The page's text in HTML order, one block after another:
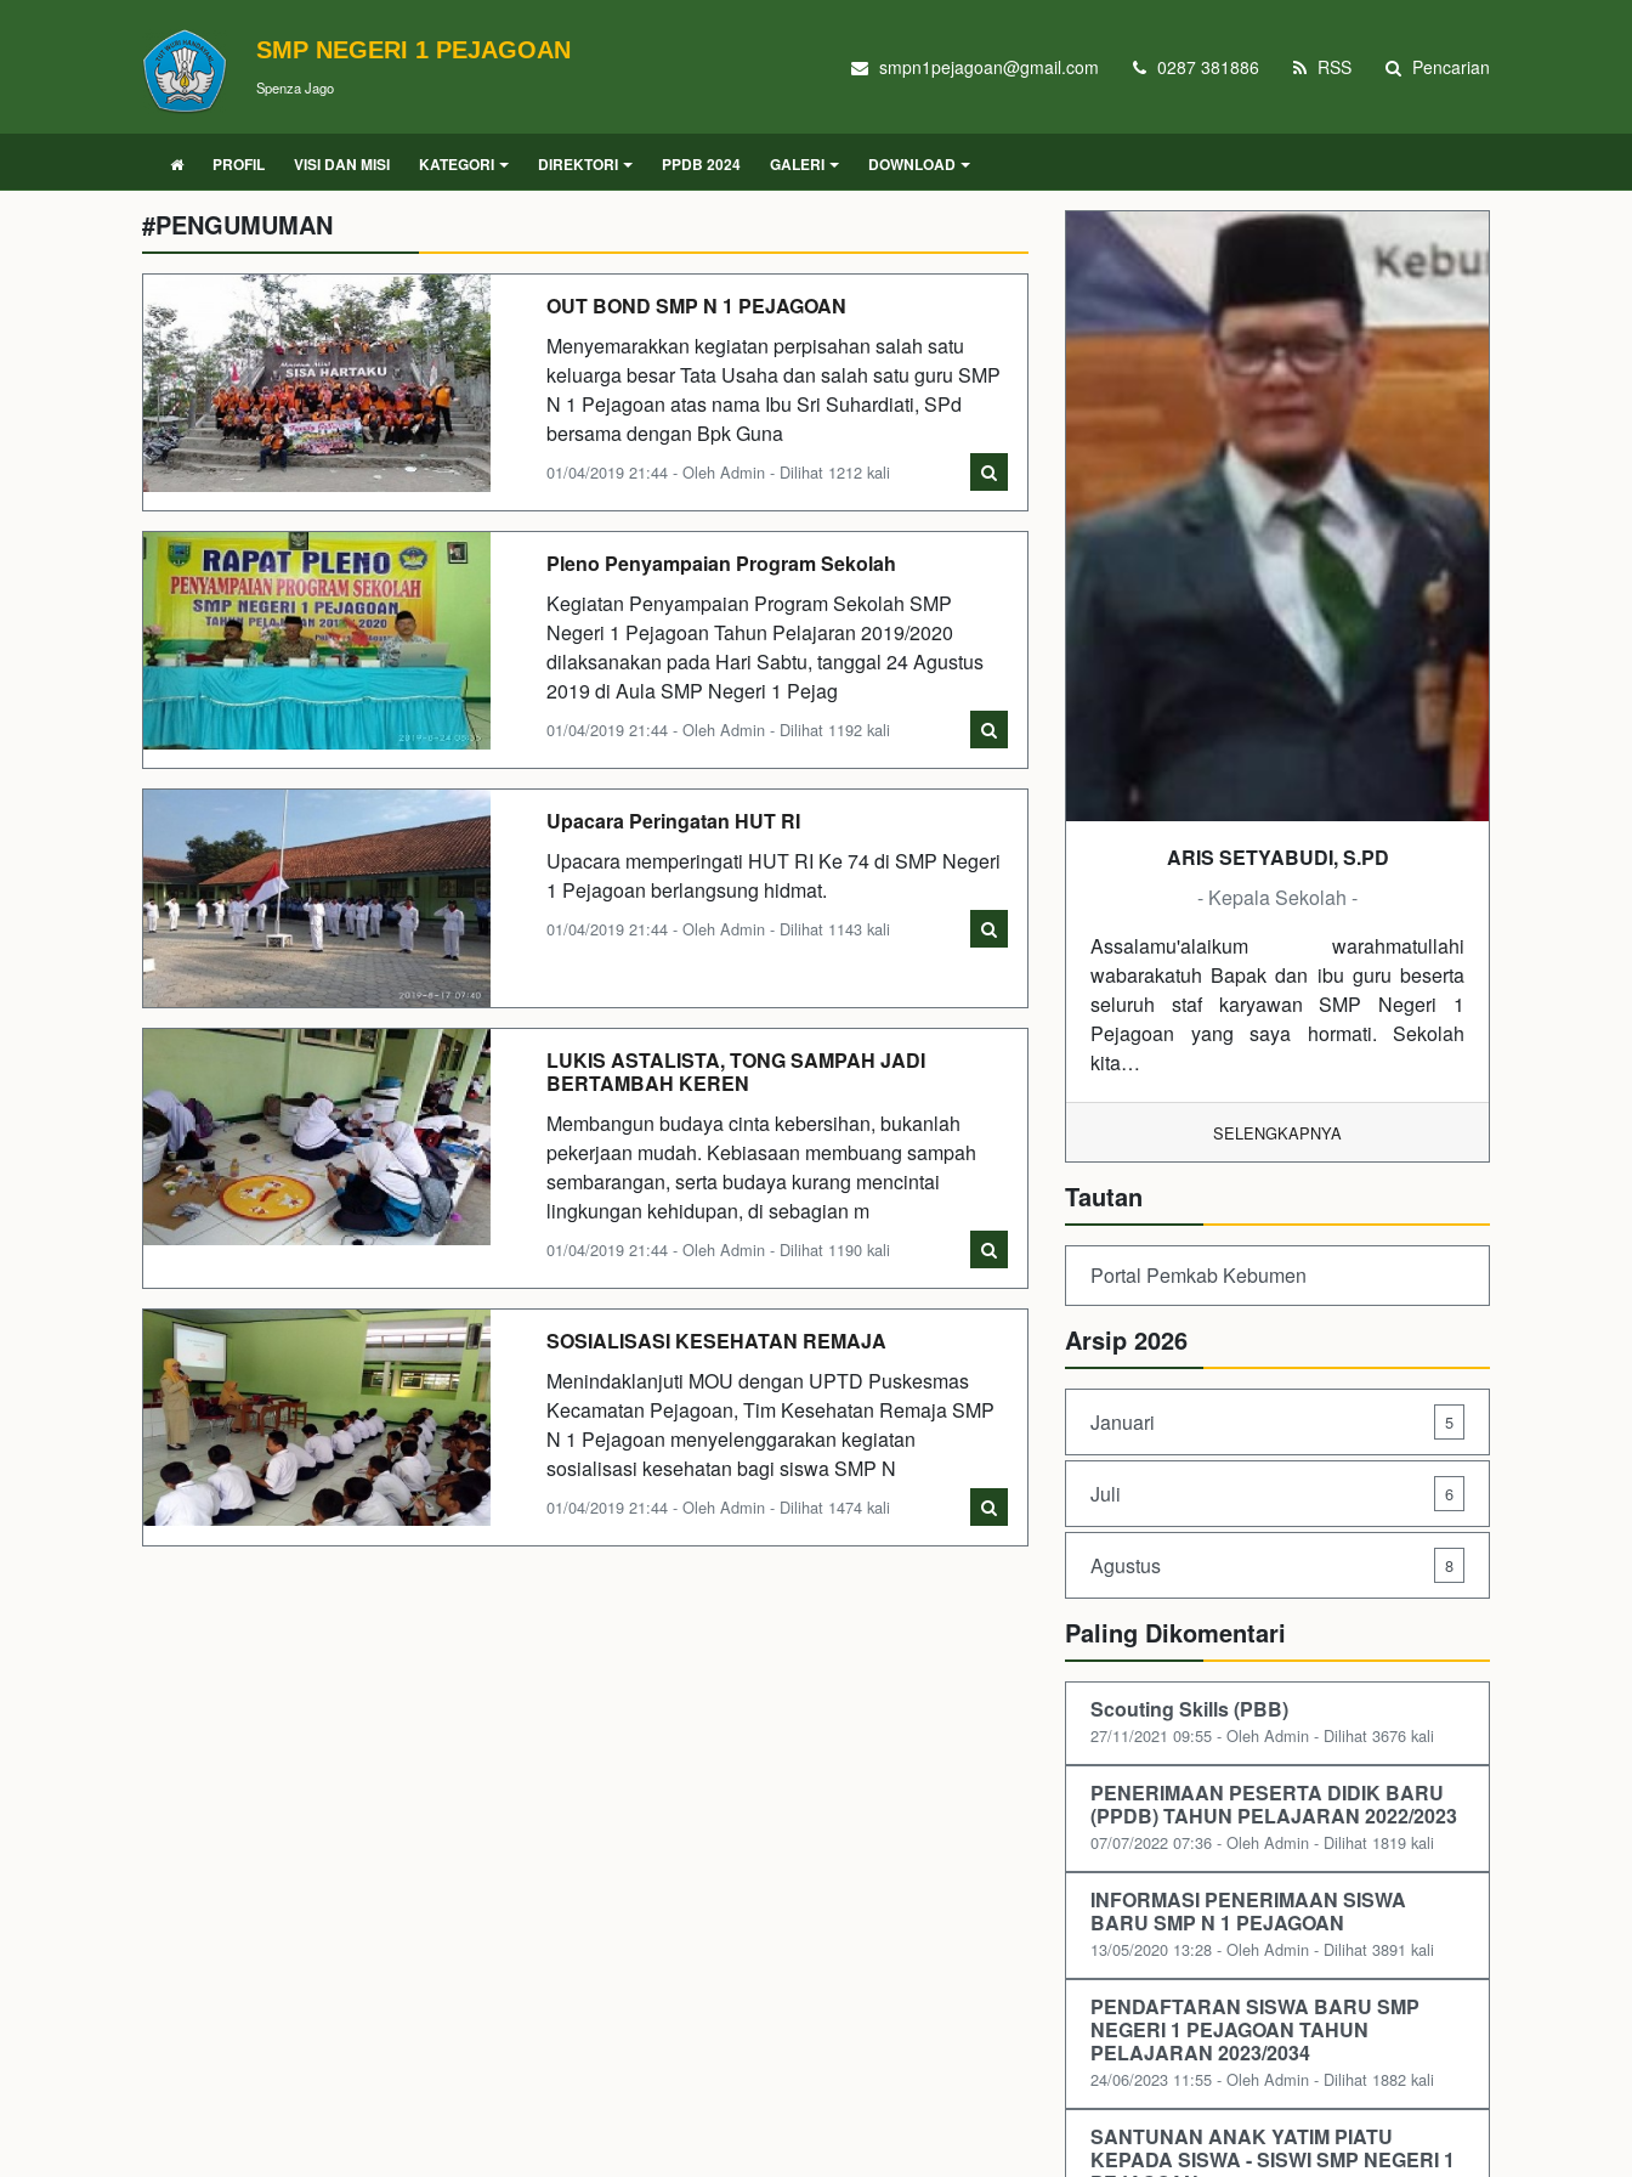
SMP NEGERI 1 PEJAGOAN
Spenza Jago
smpn1pejagoan@gmail.com 0287 381886 RSS Pencarian
PROFIL VISI DAN MISI KATEGORI DIREKTORI PPDB 2024 GALERI DOWNLOAD
#PENGUMUMAN
OUT BOND SMP N 1 PEJAGOAN
Menyemarakkan kegiatan perpisahan salah satu
keluarga besar Tata Usaha dan salah satu guru SMP
N 1 Pejagoan atas nama Ibu Sri Suhardiati, SPd
bersama dengan Bpk Guna
01/04/2019 21:44 - Oleh Admin - Dilihat 1212 kali
Pleno Penyampaian Program Sekolah
Kegiatan Penyampaian Program Sekolah SMP
Negeri 1 Pejagoan Tahun Pelajaran 2019/2020
dilaksanakan pada Hari Sabtu, tanggal 24 Agustus
2019 di Aula SMP Negeri 1 Pejag
01/04/2019 21:44 - Oleh Admin - Dilihat 1192 kali
Upacara Peringatan HUT RI
Upacara memperingati HUT RI Ke 74 di SMP Negeri
1 Pejagoan berlangsung hidmat.
01/04/2019 21:44 - Oleh Admin - Dilihat 1143 kali
LUKIS ASTALISTA, TONG SAMPAH JADI
BERTAMBAH KEREN
Membangun budaya cinta kebersihan, bukanlah
pekerjaan mudah. Kebiasaan membuang sampah
sembarangan, serta budaya kurang mencintai
lingkungan kehidupan, di sebagian m
01/04/2019 21:44 - Oleh Admin - Dilihat 1190 kali
SOSIALISASI KESEHATAN REMAJA
Menindaklanjuti MOU dengan UPTD Puskesmas
Kecamatan Pejagoan, Tim Kesehatan Remaja SMP
N 1 Pejagoan menyelenggarakan kegiatan
sosialisasi kesehatan bagi siswa SMP N
01/04/2019 21:44 - Oleh Admin - Dilihat 1474 kali
ARIS SETYABUDI, S.PD
- Kepala Sekolah -
Assalamu'alaikum warahmatullahi
wabarakatuh Bapak dan ibu guru beserta
seluruh staf karyawan SMP Negeri 1
Pejagoan yang saya hormati. Sekolah
kita…
SELENGKAPNYA
Tautan
Portal Pemkab Kebumen
Arsip 2026
Januari 5
Juli 6
Agustus 8
Paling Dikomentari
Scouting Skills (PBB)
27/11/2021 09:55 - Oleh Admin - Dilihat 3676 kali
PENERIMAAN PESERTA DIDIK BARU
(PPDB) TAHUN PELAJARAN 2022/2023
07/07/2022 07:36 - Oleh Admin - Dilihat 1819 kali
INFORMASI PENERIMAAN SISWA
BARU SMP N 1 PEJAGOAN
13/05/2020 13:28 - Oleh Admin - Dilihat 3891 kali
PENDAFTARAN SISWA BARU SMP
NEGERI 1 PEJAGOAN TAHUN
PELAJARAN 2023/2034
24/06/2023 11:55 - Oleh Admin - Dilihat 1882 kali
SANTUNAN ANAK YATIM PIATU
KEPADA SISWA - SISWI SMP NEGERI 1